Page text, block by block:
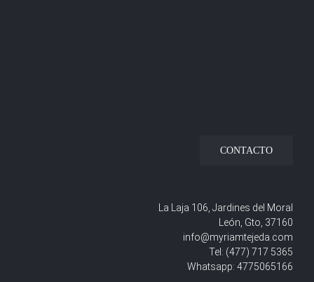
CONTACTO
La Laja 106, Jardines del Moral
León, Gto, 37160
info@myriamtejeda.com
Tel: (477) 717 5365
Whatsapp: 4775065166